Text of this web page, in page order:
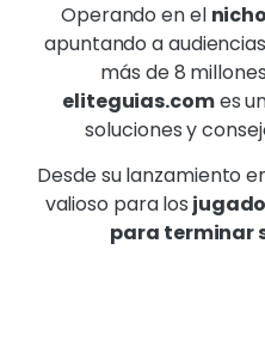
Operando en el
apuntando a
más de 8
eliteguias.comes
soluciones y
Desde su lanzamiento
valioso para los
para terminar